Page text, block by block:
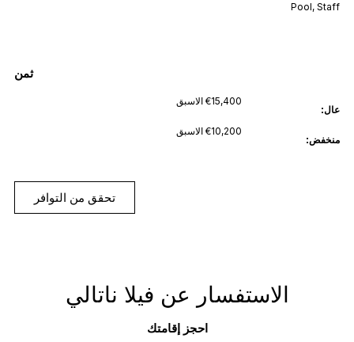
Pool, Staff
ثمن
عال:
€15,400 الاسبق
منخفض:
€10,200 الاسبق
تحقق من التوافر
الاستفسار عن فيلا ناتالي
احجز إقامتك